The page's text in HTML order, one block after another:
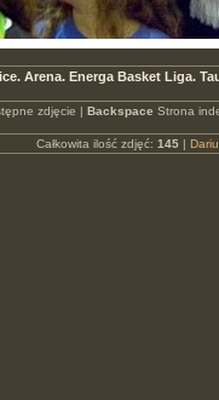
Arena. Energa Basket Liga.
zdjęcie | Backspace Strona
Całkowita ilość zdjęć: 145|